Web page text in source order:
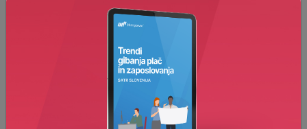
Kontaktirajte nas